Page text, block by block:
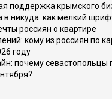
поддержка крымского
в никуда: как мелкий
россиян о квартире
кому из россиян по
году
почему севастопольцы